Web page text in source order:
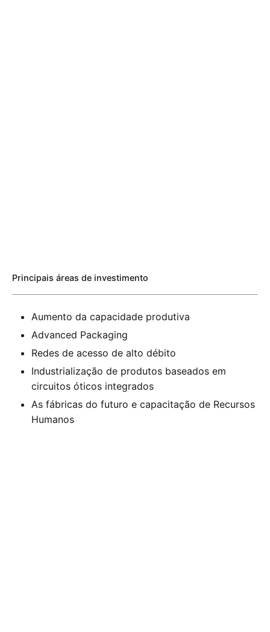
Principais áreas de investimento
Aumento da capacidade produtiva
Advanced Packaging
Redes de acesso de alto débito
Industrialização de produtos baseados em
circuitos óticos integrados
As fábricas do futuro e capacitação de Recursos
Humanos